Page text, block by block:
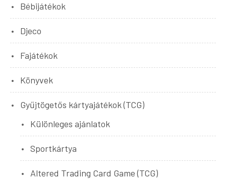
Bébijátékok
Djeco
Fajátékok
Könyvek
Gyűjtögetős kártyajátékok (TCG)
Különleges ajánlatok
Sportkártya
Altered Trading Card Game (TCG)